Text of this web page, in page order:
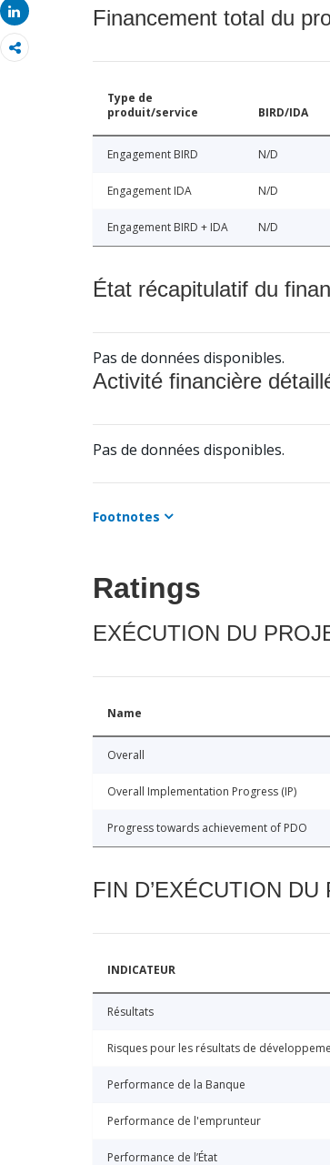
Share
Financement total du
Type de
produit/service
BIRD/IDA
Engagement BIRD N/D
Engagement IDA N/D
Engagement BIRD + IDA N/D
État récapitulatif du
Pas de données disponibles.
Activité financière
Pas de données disponibles.
Footnotes
Ratings
EXÉCUTION DU
Name
Overall
Overall Implementation Progress (IP)
Progress towards achievement of PDO
FIN D’EXÉCUTION DU
INDICATEUR
Résultats
Risques pour les résultats de
Performance de la Banque
Performance de l'emprunteur
Performance de l’État